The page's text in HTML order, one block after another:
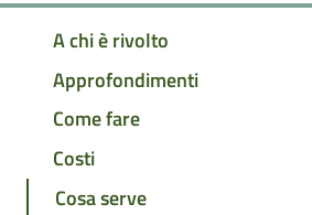
A chi è rivolto
Approfondimenti
Come fare
Costi
Cosa serve